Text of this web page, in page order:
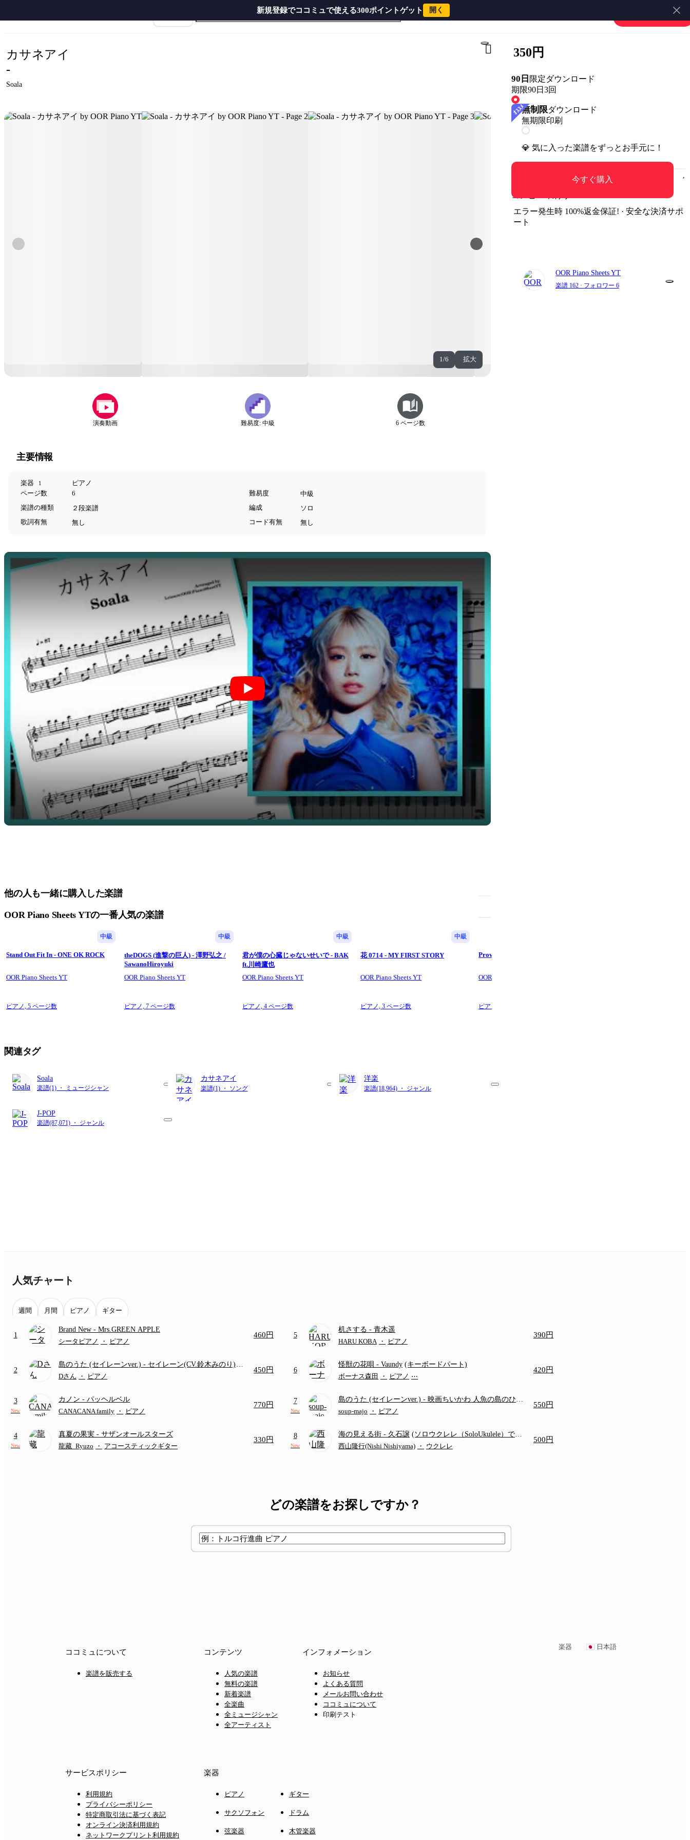
会員登録・ログイン
新規登録でココミュで使える300ポイントゲット 開く
カサネアイ - Soala
1/6 拡大
カサネアイ
-
Soala
演奏動画 難易度: 中級 6 ページ数
主要情報
楽器 1
ピアノ
ページ数
6 難易度
中級
楽譜の種類
２段楽譜 編成
ソロ
歌詞有無
無し コード有無 無し
350円
90日 限定ダウンロード
期限90日 3回
無制限ダウンロード
無期限印刷
💎 気に入った楽譜をずっとお手元に！
今すぐ購入
コンビニ印刷可
エラー発生時 100%返金保証! · 安全な決済サポ
ート
OOR Piano Sheets YT
楽譜 162 · フォロワー 6
他の人も一緒に購入した楽譜
OOR Piano Sheets YTの一番人気の楽譜
中級
Stand Out Fit In - ONE OK ROCK
OOR Piano Sheets YT
ピアノ, 5 ページ数
中級
theDOGS (進撃の巨人) - 澤野弘之 /
SawanoHiroyuki
OOR Piano Sheets YT
ピアノ,7 ページ数
中級
君が僕の心臓じゃないせいで - BAK
ft.川崎鷹也
OOR Piano Sheets YT
ピアノ,4 ページ数
中級
花 0714 - MY FIRST STORY
OOR Piano Sheets YT
ピアノ,3 ページ数
Prove - ONE OK ROCK
OOR Piano Sheets YT
ピアノ,
関連タグ
Soala
楽譜(1) ・ ミュージシャン
カサネアイ
楽譜(1) ・ ソング
洋楽
楽譜(18,964) ・ ジャンル
J-POP
楽譜(87,071) ・ ジャンル
人気チャート
週間 月間 ピアノ ギター
1
Brand New - Mrs.GREEN APPLE
シータピアノ
・ ピアノ
460円
2
島のうた (セイレーンver.) - セイレーン(CV.鈴木みのり)
(難易度:★★★★☆/歌詞・コード・ペダル付き/『映画ち
Dさん ・ ピアノ
450円
3
New
カノン - パッヘルベル
CANACANA family ・ ピアノ
770円
4
New
真夏の果実 - サザンオールスターズ
龍藏_Ryuzo
・ アコースティックギター
330円
5
机さする - 青木遥
HARU KOBA
・ ピアノ
390円
6
怪獣の花唄 - Vaundy (キーボードパート)
ボーナス森田
・ ピアノ ⋯
420円
7
New
島のうた (セイレーンver.) - 映画ちいかわ 人魚の島のひみ
つ (ドレミ付き初級)
soup-majo ・ ピアノ
550円
8
New
海の見える街 - 久石譲 (ソロウクレレ（SoloUkulele）での
アレンジ譜 TAB譜)
西山隆行(Nishi Nishiyama) ・ ウクレレ
500円
どの楽譜をお探しですか？
ココミュについて
楽譜を販売する
コンテンツ
人気の楽譜
無料の楽譜
新着楽譜
全楽曲
全ミュージシャン
全アーティスト
インフォメーション
お知らせ
よくある質問
メールお問い合わせ
ココミュについて
印刷テスト
サービスポリシー
利用規約
プライバシーポリシー
特定商取引法に基づく表記
オンライン決済利用規約
ネットワークプリント利用規約
楽器
ピアノ ギター
サクソフォン ドラム
弦楽器 木管楽器
楽器 日本語